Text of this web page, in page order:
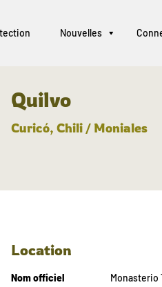
Nouvelles
Quilvo
Curicó, Chili / Moniales
Location
Nom officiel
Monasterio